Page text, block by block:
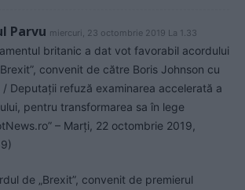
Parvu miercuri, 23 octombrie 2019 La 1.33
britanic a dat vot favorabil acordului
convenit de către Boris Johnson cu
/ Deputații refuză examinarea accelerată a
pentru transformarea sa în lege
– Marţi, 22 octombrie 2019,
de „Brexit”, convenit de premierul